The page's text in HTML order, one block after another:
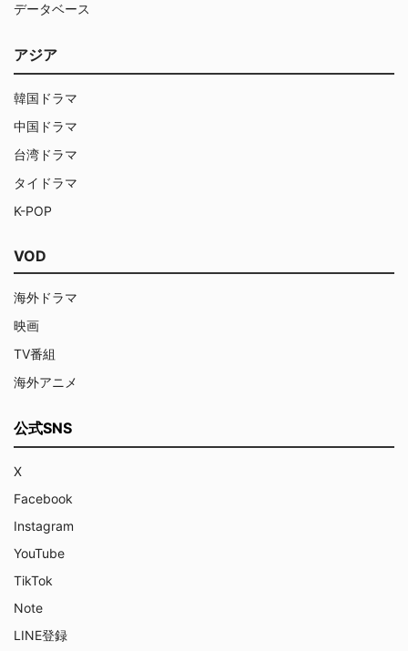
データベース
アジア
韓国ドラマ
中国ドラマ
台湾ドラマ
タイドラマ
K-POP
VOD
海外ドラマ
映画
TV番組
海外アニメ
公式SNS
X
Facebook
Instagram
YouTube
TikTok
Note
LINE登録